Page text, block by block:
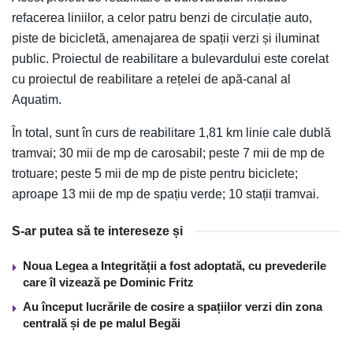
refacerea liniilor, a celor patru benzi de circulație auto,
piste de bicicletă, amenajarea de spații verzi și iluminat
public. Proiectul de reabilitare a bulevardului este corelat
cu proiectul de reabilitare a rețelei de apă-canal al
Aquatim.
În total, sunt în curs de reabilitare 1,81 km linie cale dublă
tramvai; 30 mii de mp de carosabil; peste 7 mii de mp de
trotuare; peste 5 mii de mp de piste pentru biciclete;
aproape 13 mii de mp de spațiu verde; 10 stații tramvai.
S-ar putea să te intereseze și
Noua Legea a Integrității a fost adoptată, cu prevederile
care îl vizează pe Dominic Fritz
Au început lucrările de cosire a spațiilor verzi din zona
centrală și de pe malul Begăi